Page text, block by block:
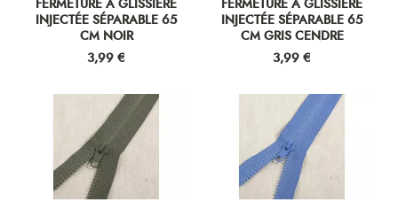
FERMETURE À GLISSIÈRE
INJECTÉE SÉPARABLE 65
CM NOIR
Prix
3,99 €
FERMETURE À GLISSIÈRE
INJECTÉE SÉPARABLE 65
CM GRIS CENDRE
Prix
3,99 €